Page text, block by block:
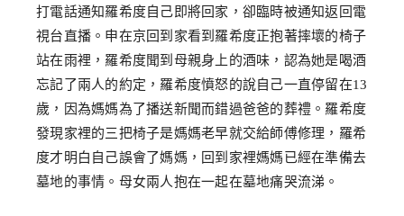
打電話通知羅希度自己即將回家，卻臨時被通知返回電
視台直播。申在京回到家看到羅希度正抱著摔壞的椅子
站在雨裡，羅希度聞到母親身上的酒味，認為她是喝酒
忘記了兩人的約定，羅希度憤怒的說自己一直停留在13
歲，因為媽媽為了播送新聞而錯過爸爸的葬禮。羅希度
發現家裡的三把椅子是媽媽老早就交給師傅修理，羅希
度才明白自己誤會了媽媽，回到家裡媽媽已經在準備去
墓地的事情。母女兩人抱在一起在墓地痛哭流涕。